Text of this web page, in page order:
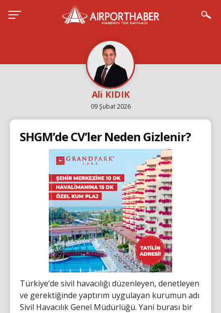
Ali KIDIK
09 Şubat 2026
SHGM’de CV’ler Neden Gizlenir?
Türkiye’de sivil havacılığı düzenleyen, denetleyen
ve gerektiğinde yaptırım uygulayan kurumun adı
Sivil Havacılık Genel Müdürlüğü. Yani burası bir